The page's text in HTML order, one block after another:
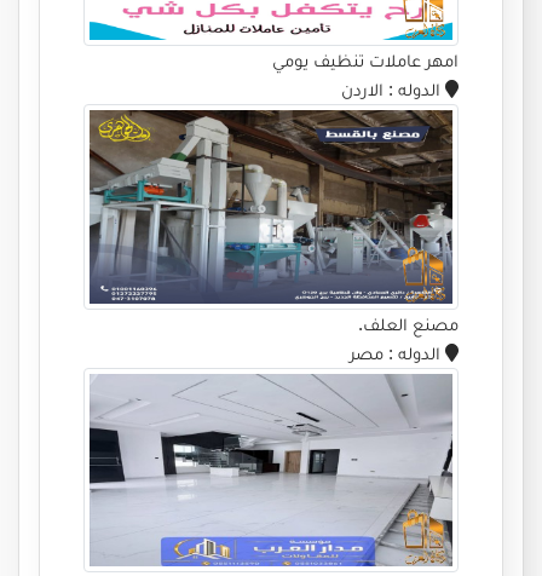
امهر عاملات تنظيف يومي
الدوله: الاردن
مصنع العلف.
الدوله: مصر